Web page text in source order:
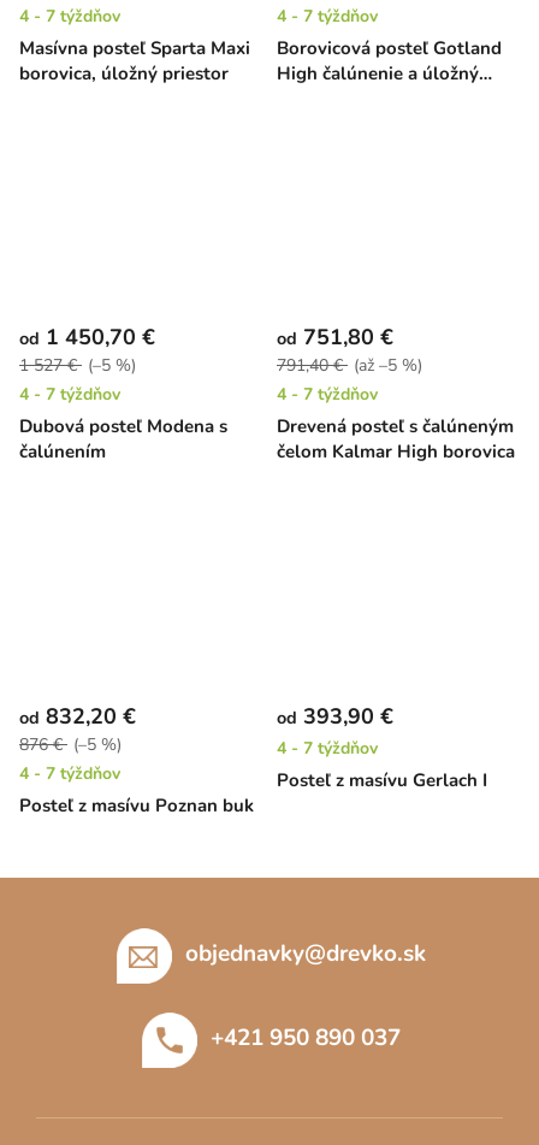
Masívna posteľ Sparta Maxi
borovica, úložný priestor
4 - 7 týždňov
Borovicová posteľ Gotland
High čalúnenie a úložný
4 - 7 týždňov
Dubová posteľ Modena s
čalúnením
od 1 450,70 €
1 527 € (–5 %)
4 - 7 týždňov
Drevená posteľ s čalúneným
čelom Kalmar High borovica
od 751,80 €
791,40 € (až –5 %)
4 - 7 týždňov
Posteľ z masívu Poznan buk
od 832,20 €
876 € (–5 %)
4 - 7 týždňov
Posteľ z masívu Gerlach I
od 393,90 €
4 - 7 týždňov
objednavky@drevko.sk
+421 950 890 037